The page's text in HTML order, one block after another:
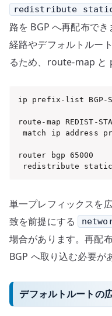
redistribute
路を BGP へ再配布で
経路やデフォルトルー
るため、route-map と
ip prefix-list BGP-
route-map REDIST-
match ip address
router bgp 65000
redistribute static
単一プレフィックスを
致を前提にする
場合があります。再配
BGP へ取り込む必要が
デフォルトルートの